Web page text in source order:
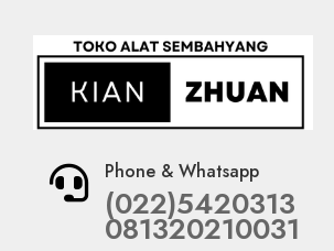
 Phone & Whatsapp
(022)5420313
081320210031